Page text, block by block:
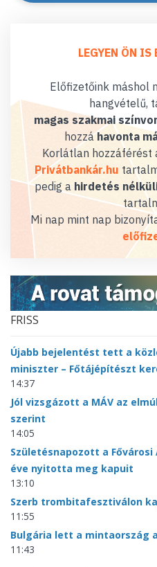
LEGYEN ÖN IS
Előfizetőink máshol
hangvételű,
magas szakmai
hozzáhavonta
Korlátlan hozzáférést
Privátbankár.hu
pedig a hirdetés
Mi nap mint nap
FRISS
Újabb bejelentést tett a
miniszter – Főtájépítészt
14:37
Jól vizsgázott a MÁV az
szerint
14:05
Születésnapozott a
éve nyitotta meg kapuit
13:10
Szerb trombitafesztiválon
11:55
Bulgária lett a mintaország
11:43